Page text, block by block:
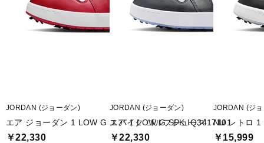
JORDAN (ジョーダン)
エア ジョーダン 1 LOW G スパイク ゴルフシューズ
￥22,330
JORDAN (ジョーダン)
エア 1 LOW G SPK IQ3417101
￥22,330
JORDAN (ジ
NU レトロ
￥15,999